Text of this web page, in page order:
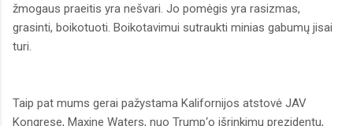
žmogaus praeitis yra nešvari. Jo pomėgis yra rasizmas,
grasinti, boikotuoti. Boikotavimui sutraukti minias gabumų jisai
turi.
Taip pat mums gerai pažystama Kalifornijos atstovė JAV
Kongrese, Maxine Waters, nuo Trump‘o išrinkimu prezidentu,